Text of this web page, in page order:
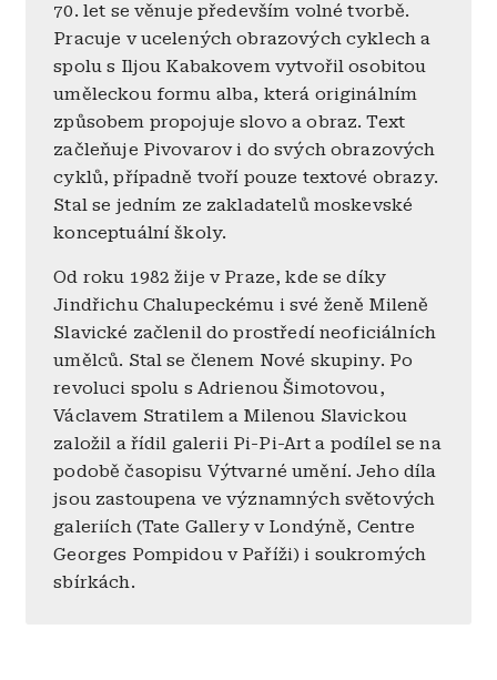
70. let se věnuje především volné tvorbě.
Pracuje v ucelených obrazových cyklech a
spolu s Iljou Kabakovem vytvořil osobitou
uměleckou formu alba, která originálním
způsobem propojuje slovo a obraz. Text
začleňuje Pivovarov i do svých obrazových
cyklů, případně tvoří pouze textové obrazy.
Stal se jedním ze zakladatelů moskevské
konceptuální školy.
Od roku 1982 žije v Praze, kde se díky
Jindřichu Chalupeckému i své ženě Mileně
Slavické začlenil do prostředí neoficiálních
umělců. Stal se členem Nové skupiny. Po
revoluci spolu s Adrienou Šimotovou,
Václavem Stratilem a Milenou Slavickou
založil a řídil galerii Pi-Pi-Art a podílel se na
podobě časopisu Výtvarné umění. Jeho díla
jsou zastoupena ve významných světových
galeriích (Tate Gallery v Londýně, Centre
Georges Pompidou v Paříži) i soukromých
sbírkách.